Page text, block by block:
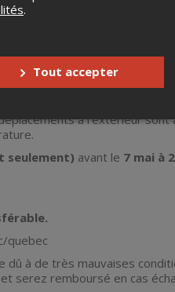
Ernest-Lemieux et
sites et la visite commentée.
à l'extérieur
seulement) avant le 7 mai à
quebec
dû à de très mauvaises
serez remboursé en cas
.
Tout accepter